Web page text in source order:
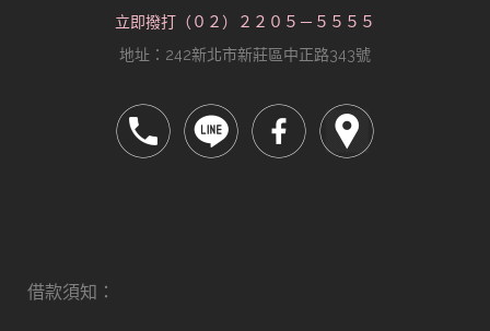
立即撥打（０２）２２０５－５５５５
地址：242新北市新莊區中正路343號
借款須知：